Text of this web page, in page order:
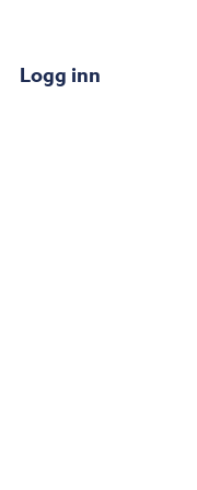
Logg inn